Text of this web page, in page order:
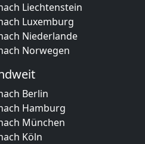
Liechtenstein
Luxemburg
Niederlande
Norwegen
Berlin
Hamburg
München
Köln